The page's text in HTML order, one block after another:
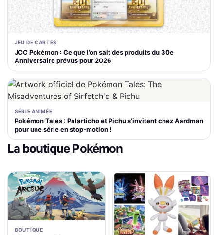
JEU DE CARTES
JCC Pokémon : Ce que l’on sait des produits du 30e
Anniversaire prévus pour 2026
SÉRIE ANIMÉE
Pokémon Tales : Palarticho et Pichu s’invitent chez Aardman
pour une série en stop-motion !
La boutique Pokémon
BOUTIQUE